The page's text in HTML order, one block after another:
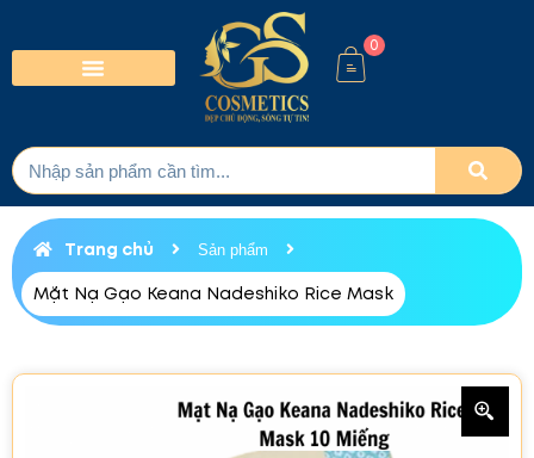
0
Trang chủ Sản phẩm
Mặt Nạ Gạo Keana Nadeshiko Rice Mask